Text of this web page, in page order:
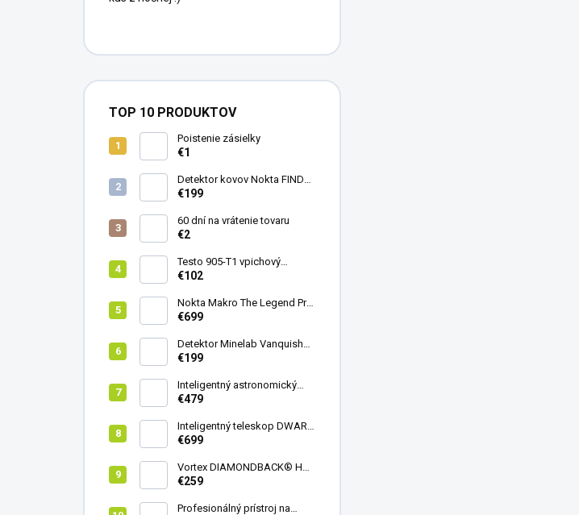
TOP 10 PRODUKTOV
Poistenie zásielky
€1
Detektor kovov Nokta FINDX
Pro
€199
60 dní na vrátenie tovaru
€2
Testo 905-T1 vpichový
teplomer
€102
Nokta Makro The Legend Pro
Pack - model 2024
€699
Detektor Minelab Vanquish
340
€199
Inteligentný astronomický
teleskop DwarfLab Dwarf
€479
Inteligentný teleskop DWARF
III + originálny statív DWARF 3
€699
Vortex DIAMONDBACK® HD
8X42
€259
Profesionálný prístroj na